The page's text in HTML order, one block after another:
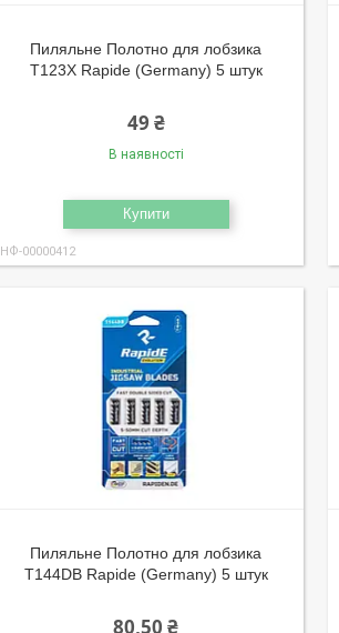
Пиляльне Полотно для лобзика
T123X Rapide (Germany) 5 штук
49 ₴
В наявності
Купити
НФ-00000412
Пиляльне Полотно для лобзика
T144DB Rapide (Germany) 5 штук
80,50 ₴